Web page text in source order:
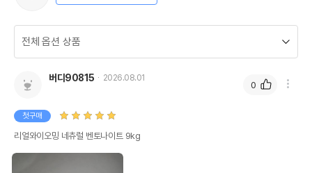
버디90815 2026.08.01
첫구매
리얼와이오밍 네츄럴 벤토나이트 9kg
0